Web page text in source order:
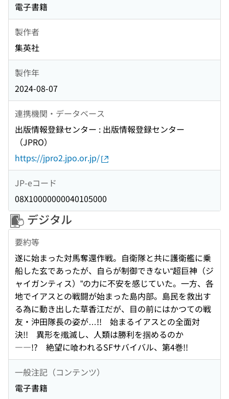
電子書籍
製作者
集英社
製作年
2024-08-07
連携機関・データベース
出版情報登録センター : 出版情報登録センター
（JPRO）
https://jpro2.jpo.or.jp/
JP-eコード
08X10000000040105000
デジタル
要約等
遂に始まった対馬奪還作戦。自衛隊と共に護衛艦に乗
船した玄であったが、自らが制御できない“超巨神（ジ
ャイガンティス）”の力に不安を感じていた。一方、各
地でイアスとの戦闘が始まった島内部。島民を救出す
る為に動き出した草香江だが、目の前にはかつての戦
友・沖田隊長の姿が…!! 始まるイアスとの全面対
決!! 異形を殲滅し、人類は勝利を掴めるのか
――!? 絶望に喰われるSFサバイバル、第4巻!!
一般注記（コンテンツ）
電子書籍